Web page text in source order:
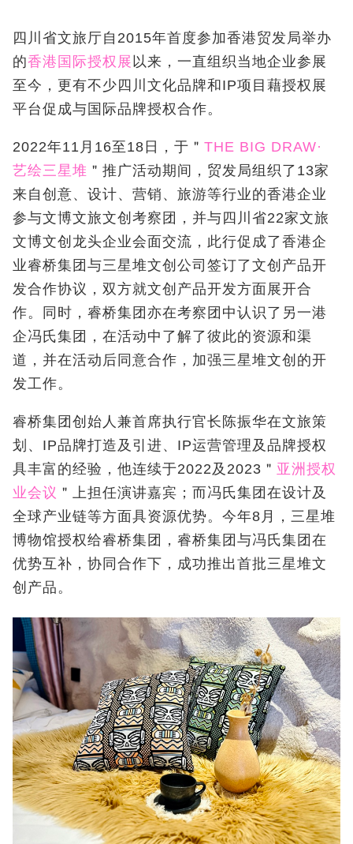
四川省文旅厅自2015年首度参加香港贸发局举办
的香港国际授权展 以来，一直组织当地企业参展
至今，更有不少四川文化品牌和IP项目藉授权展
平台促成与国际品牌授权合作。
2022年11月16至18日，于＂ THE BIG DRAW·
艺绘三星堆 ＂推广活动期间，贸发局组织了13家
来自创意、设计、营销、旅游等行业的香港企业
参与文博文旅文创考察团，并与四川省22家文旅
文博文创龙头企业会面交流，此行促成了香港企
业睿桥集团与三星堆文创公司签订了文创产品开
发合作协议，双方就文创产品开发方面展开合
作。同时，睿桥集团亦在考察团中认识了另一港
企冯氏集团，在活动中了解了彼此的资源和渠
道，并在活动后同意合作，加强三星堆文创的开
发工作。
睿桥集团创始人兼首席执行官长陈振华在文旅策
划、IP品牌打造及引进、IP运营管理及品牌授权
具丰富的经验，他连续于2022及2023＂ 亚洲授权
业会议 ＂上担任演讲嘉宾；而冯氏集团在设计及
全球产业链等方面具资源优势。今年8月，三星堆
博物馆授权给睿桥集团，睿桥集团与冯氏集团在
优势互补，协同合作下，成功推出首批三星堆文
创产品。